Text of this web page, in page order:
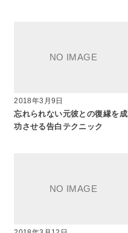
2018年3月9日
忘れられない元彼との復縁を成
功させる告白テクニック